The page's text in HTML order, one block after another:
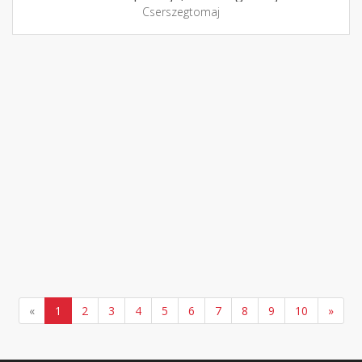
Cserszegtomaj
« 1 2 3 4 5 6 7 8 9 10 »